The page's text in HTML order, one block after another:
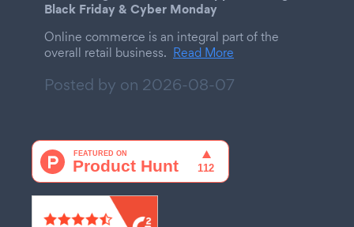
Black Friday & Cyber Monday
Online commerce is an integral part of the
overall retail business. Read More
Posted by on 2026-08-07